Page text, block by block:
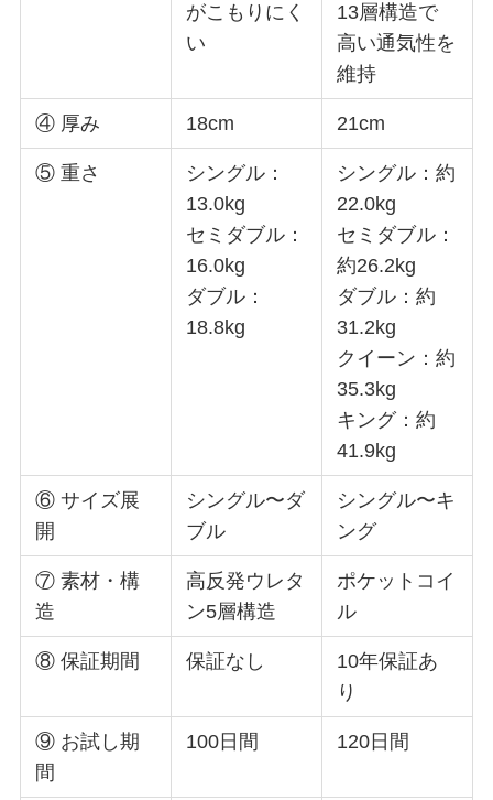
がこもりにく
い
13層構造で
高い通気性を
維持
④ 厚み 18cm 21cm
⑤ 重さ
シングル：
13.0kg
セミダブル：
16.0kg
ダブル：
18.8kg
シングル：約
22.0kg
セミダブル：
約26.2kg
ダブル：約
31.2kg
クイーン：約
35.3kg
キング：約
41.9kg
⑥ サイズ展
開
シングル〜ダ
ブル
シングル〜キ
ング
⑦ 素材・構
造
高反発ウレタ
ン5層構造
ポケットコイ
ル
⑧ 保証期間 保証なし
10年保証あ
り
⑨ お試し期
間
100日間 120日間